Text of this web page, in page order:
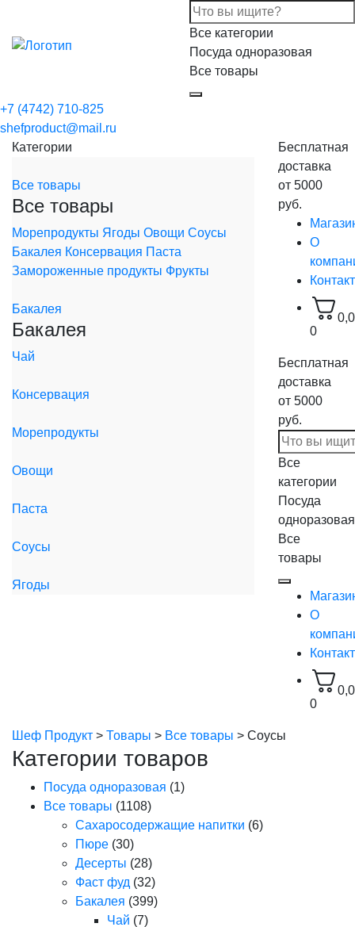
Все категории
Посуда одноразовая
Все товары
+7 (4742) 710-825
shefproduct@mail.ru
Категории
Все товары
Все товары
Морепродукты Ягоды Овощи Соусы
Бакалея Консервация Паста
Замороженные продукты Фрукты
Бакалея
Бакалея
Чай
Консервация
Морепродукты
Овощи
Паста
Соусы
Ягоды
Бесплатная
доставка
от 5000
руб.
О
0
Бесплатная
доставка
от 5000
руб.
Все
категории
Посуда
одноразовая
Все
товары
О
0
Шеф Продукт > Товары > Все товары > Соусы
Категории товаров
Посуда одноразовая (1)
Все товары (1108)
Сахаросодержащие напитки (6)
Пюре (30)
Десерты (28)
Фаст фуд (32)
Бакалея (399)
Чай (7)